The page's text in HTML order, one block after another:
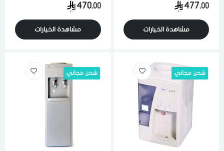
477.00
مشاهدة الخيارات
470.00
مشاهدة الخيارات
شحن مجاني شحن مجاني